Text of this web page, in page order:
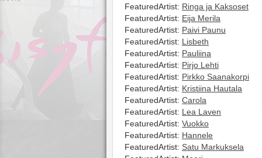
FeaturedArtist: Ringa ja Kaksoset
FeaturedArtist: Eija Merila
FeaturedArtist: Paivi Paunu
FeaturedArtist: Lisbeth
FeaturedArtist: Pauliina
FeaturedArtist: Pirjo Lehti
FeaturedArtist: Pirkko Saanakorpi
FeaturedArtist: Kristiina Hautala
FeaturedArtist: Carola
FeaturedArtist: Lea Laven
FeaturedArtist: Vuokko
FeaturedArtist: Hannele
FeaturedArtist: Satu Markuksela